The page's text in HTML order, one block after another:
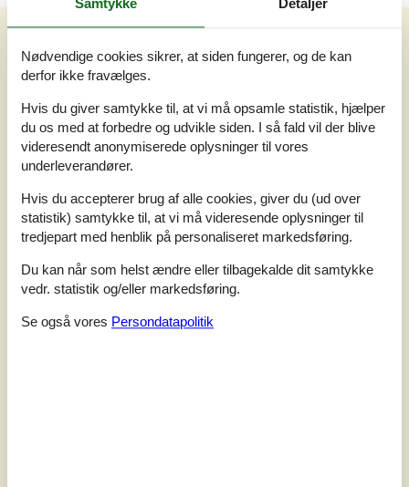
Eksterne anmeldelser
Vores gæsteanmeldelserEksterne anmeldelser
4,5
4,0 august 2025
Tjek ind: 5 Rengøring: 4 Komfort:
Tjek ind: 5 Rengøring:
Nødvendige cookies sikrer, at siden fungerer, og de kan
derfor ikke fravælges.
Hvis du giver samtykke til, at vi må opsamle statistik, hjælper
du os med at forbedre og udvikle siden. I så fald vil der blive
videresendt anonymiserede oplysninger til vores
underleverandører.
Hvis du accepterer brug af alle cookies, giver du (ud over
statistik) samtykke til, at vi må videresende oplysninger til
tredjepart med henblik på personaliseret markedsføring.
Du kan når som helst ændre eller tilbagekalde dit samtykke
vedr. statistik og/eller markedsføring.
Se også vores Persondatapolitik